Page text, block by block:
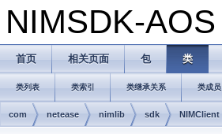
NIMSDK-AOS
首页 相关页面 包 类
类列表 类索引 类继承关系 类成员
com netease nimlib sdk NIMClient